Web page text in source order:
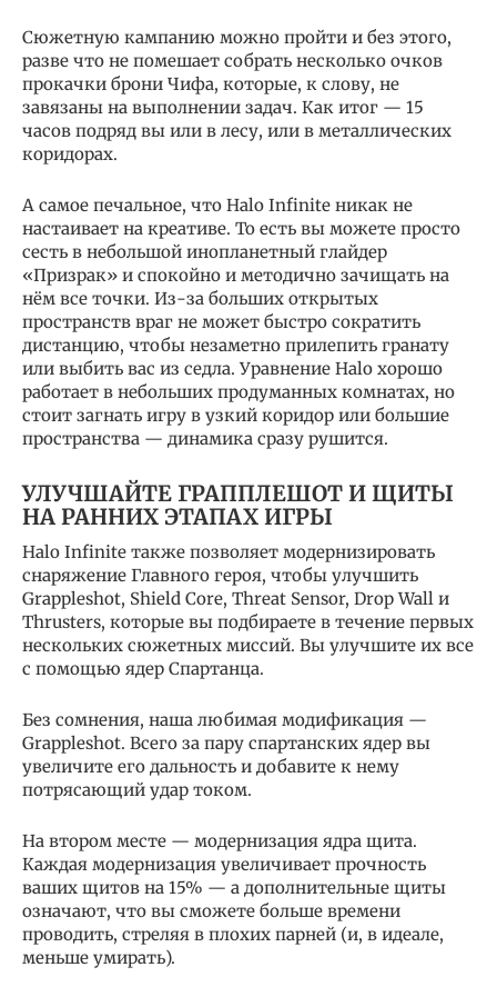
Сюжетную кампанию можно пройти и без этого,
разве что не помешает собрать несколько очков
прокачки брони Чифа, которые, к слову, не
завязаны на выполнении задач. Как итог — 15
часов подряд вы или в лесу, или в металлических
коридорах.
А самое печальное, что Halo Infinite никак не
настаивает на креативе. То есть вы можете просто
сесть в небольшой инопланетный глайдер
«Призрак» и спокойно и методично зачищать на
нём все точки. Из-за больших открытых
пространств враг не может быстро сократить
дистанцию, чтобы незаметно прилепить гранату
или выбить вас из седла. Уравнение Halo хорошо
работает в небольших продуманных комнатах, но
стоит загнать игру в узкий коридор или большие
пространства — динамика сразу рушится.
УЛУЧШАЙТЕ ГРАППЛЕШОТ И ЩИТЫ
НА РАННИХ ЭТАПАХ ИГРЫ
Halo Infinite также позволяет модернизировать
снаряжение Главного героя, чтобы улучшить
Grappleshot, Shield Core, Threat Sensor, Drop Wall и
Thrusters, которые вы подбираете в течение первых
нескольких сюжетных миссий. Вы улучшите их все
с помощью ядер Спартанца.
Без сомнения, наша любимая модификация —
Grappleshot. Всего за пару спартанских ядер вы
увеличите его дальность и добавите к нему
потрясающий удар током.
На втором месте — модернизация ядра щита.
Каждая модернизация увеличивает прочность
ваших щитов на 15% — а дополнительные щиты
означают, что вы сможете больше времени
проводить, стреляя в плохих парней (и, в идеале,
меньше умирать).